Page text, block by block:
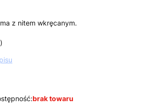
z nitem wkręcanym.
brak towaru